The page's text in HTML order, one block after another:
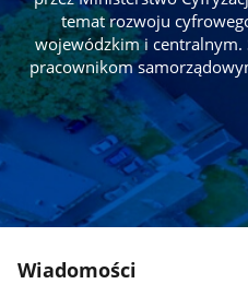
temat rozwoju
wojewódzkim i centralnym.
pracownikom
Wiadomości